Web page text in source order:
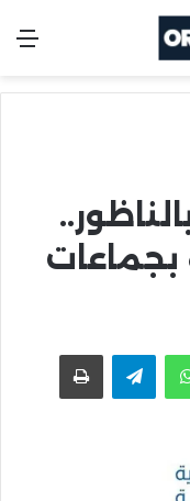
بجماعات
WhatsApp
Telegramاطبعها